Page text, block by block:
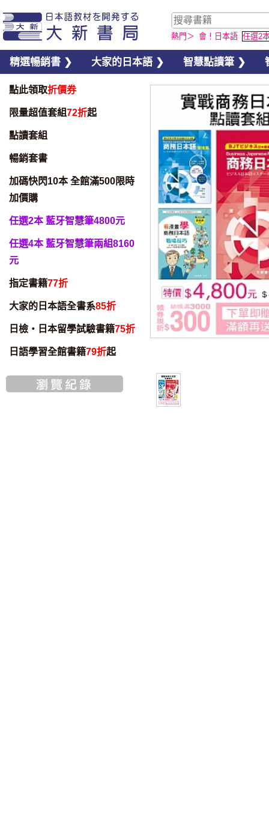
熱門＞ 會！日本語 任選2
精選暢銷書 ❯ 大家的日本語 ❯ 智慧點讀筆 ❯
點此領取折價券
限量超值套組72折起
點讀套組
暢銷套書
加碼快閃10本 全館滿500限時
加價購
任選2本 藍牙智慧筆4800元
任選4本 藍牙智慧筆兩組8160
元
指定書籍77折
大家的日本語全書系85折
日檢・日本留學試驗書籍75折
日語學習全館書籍79折起